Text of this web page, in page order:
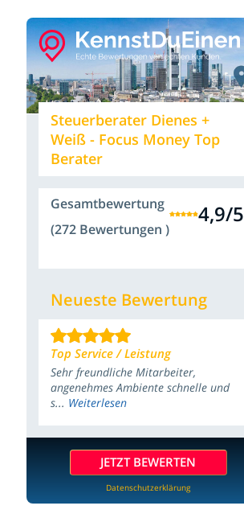
Steuerberater Dienes +
Weiß - Focus Money Top
Berater
Gesamtbewertung
(272 Bewertungen )
4,9/5
Neueste Bewertung
Top Service / Leistung
Sehr freundliche Mitarbeiter,
angenehmes Ambiente schnelle und
s... Weiterlesen
JETZT BEWERTEN
Datenschutzerklärung